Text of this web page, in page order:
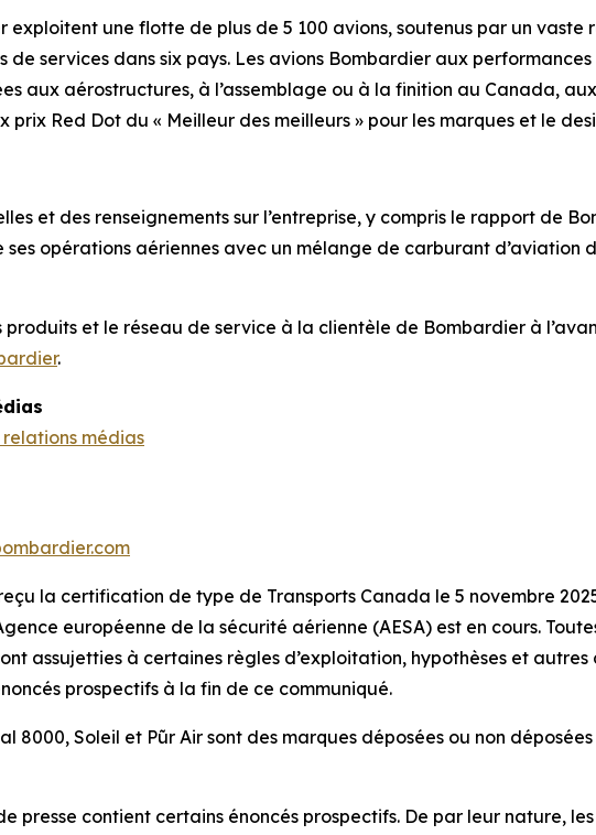
exploitent une flotte de plus de 5 100 avions, soutenus par un
de services dans six pays. Les avions Bombardier aux
aux aérostructures, à l’assemblage ou à la finition au Canada,
prix Red Dot du « Meilleur des meilleurs » pour les marques et le
et des renseignements sur l’entreprise, y compris le rapport de
opérations aériennes avec un mélange de carburant d’aviation
produits et le réseau de service à la clientèle de Bombardier à
.
médias
la certification de type de Transports Canada le 5 novembre
européenne de la sécurité aérienne (AESA) est en cours.
assujetties à certaines règles d’exploitation, hypothèses et autres
prospectifs à la fin de ce communiqué.
8000, Soleil et Pũr Air sont des marques déposées ou non
presse contient certains énoncés prospectifs. De par leur nature,